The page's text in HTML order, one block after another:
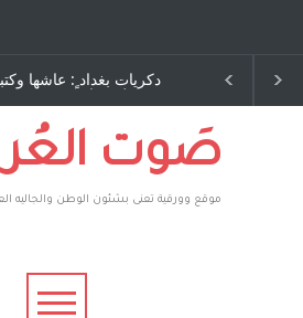
دكريات بغداد ٍ: عاشها
:وليد رباح – نيوجرسي
الولايات المتحدة
طاحنة كتب
يوسف يقهر
، فأعطوه
وهم صاغرون،صَوت
موقع وورقية تعنى بشئون الوطن والجاليه